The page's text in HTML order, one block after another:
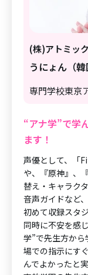
(株)アトミッ
うにょん（韓
専門学校東京
“アナ学”で学
ます！
声優として、「
や、『原神』、
替え・キャラク
音声ガイドなど
初めて収録スタ
同時に不安を感
学”で先生方か
場での指示にす
んでよかったと